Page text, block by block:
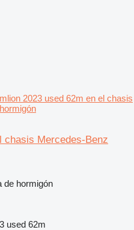
2023 used 62m en el chasis
chasis Mercedes-Benz
de hormigón
used 62m